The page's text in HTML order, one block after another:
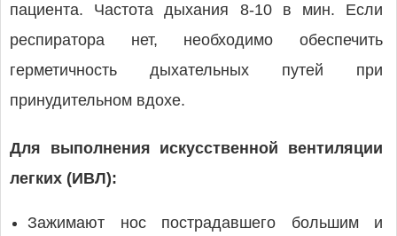
пациента. Частота дыхания 8-10 в мин. Если
респиратора нет, необходимо обеспечить
герметичность дыхательных путей при
принудительном вдохе.
Для выполнения искусственной вентиляции
легких (ИВЛ):
Зажимают нос пострадавшего большим и